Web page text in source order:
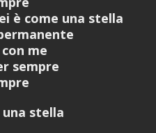
è come una stella
me
sempre
stella